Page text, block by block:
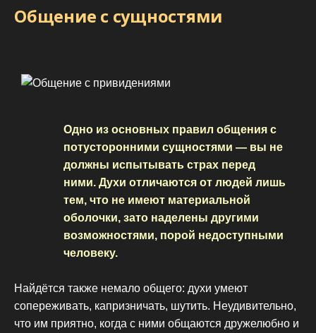
Общение с сущностями
Одно из основных правил общения с
потусторонними сущностями — вы не
должны испытывать страх перед
ними. Духи отличаются от людей лишь
тем, что не имеют материальной
оболочки, зато наделены другими
возможностями, порой недоступными
человеку.
Найдётся также немало общего: духи умеют
сопереживать, капризничать, шутить. Неудивительно,
что им приятно, когда с ними общаются дружелюбно и